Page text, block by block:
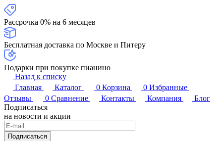
Рассрочка 0% на 6 месяцев
Бесплатная доставка по Москве и Питеру
Подарки при покупке пианино
Назад к списку
Главная
Каталог 0 Корзина 0 Избранные
Отзывы
0 Сравнение Контакты Компания
Блог
Подписаться
на новости и акции
Подписаться